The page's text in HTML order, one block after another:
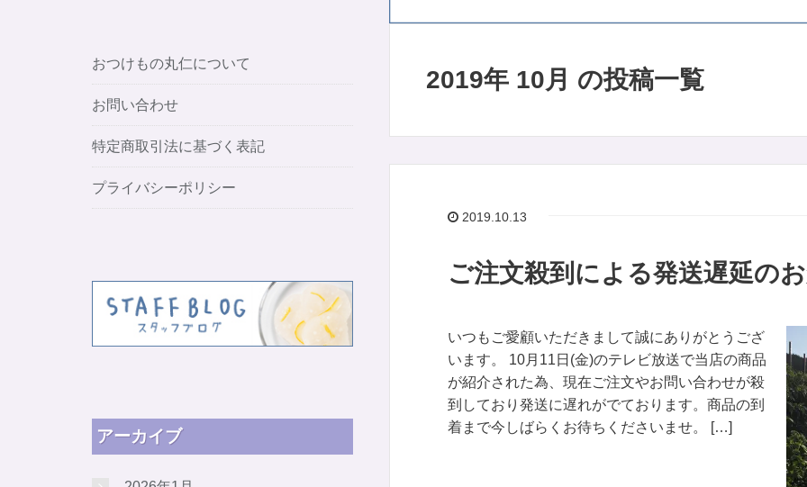
2019年 10月 の投稿一覧
2019.10.13
ご注文殺到による発送遅延の
いつもご愛顧いただきまして誠にありがとうござ
います。 10月11日(金)のテレビ放送で当店の商品
が紹介された為、現在ご注文やお問い合わせが殺
到しており発送に遅れがでております。商品の到
着まで今しばらくお待ちくださいませ。 […]
おつけもの丸仁について
お問い合わせ
特定商取引法に基づく表記
プライバシーポリシー
アーカイブ